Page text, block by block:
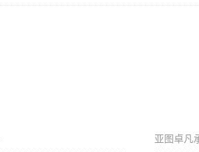
亚图卓凡